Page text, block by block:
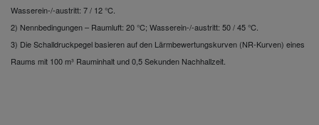
Wasserein-/-austritt: 7 / 12 °C.
2) Nennbedingungen – Raumluft: 20 °C; Wasserein-/-austritt: 50 / 45 °C.
3) Die Schalldruckpegel basieren auf den Lärmbewertungskurven (NR-Kurven) eines
Raums mit 100 m³ Rauminhalt und 0,5 Sekunden Nachhallzeit.